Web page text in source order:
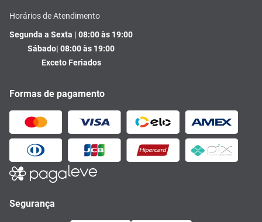
Horários de Atendimento
Segunda a Sexta | 08:00 às 19:00
Sábado| 08:00 às 19:00
Exceto Feriados
Formas de pagamento
Segurança